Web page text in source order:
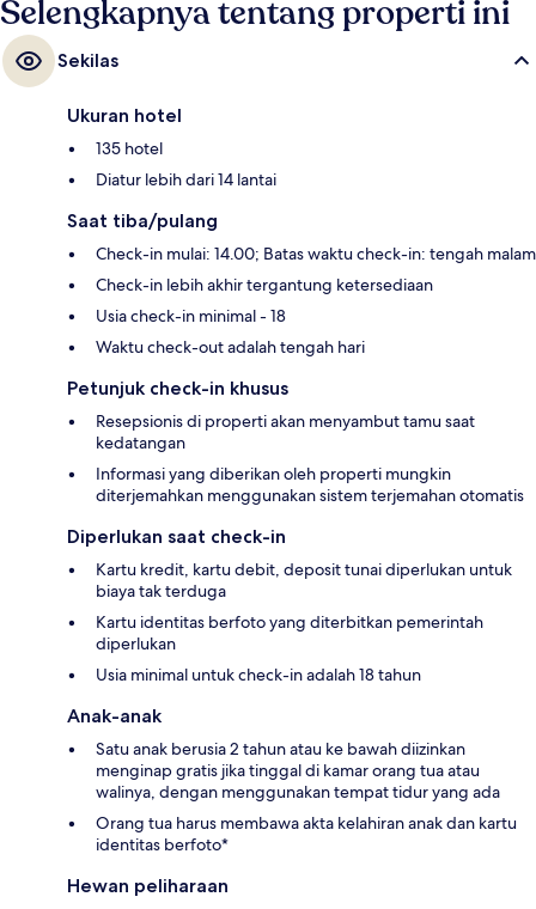
Selengkapnya tentang properti ini
Sekilas
Ukuran hotel
135 hotel
Diatur lebih dari 14 lantai
Saat tiba/pulang
Check-in mulai: 14.00; Batas waktu check-in: tengah malam
Check-in lebih akhir tergantung ketersediaan
Usia check-in minimal - 18
Waktu check-out adalah tengah hari
Petunjuk check-in khusus
Resepsionis di properti akan menyambut tamu saat
kedatangan
Informasi yang diberikan oleh properti mungkin
diterjemahkan menggunakan sistem terjemahan otomatis
Diperlukan saat check-in
Kartu kredit, kartu debit, deposit tunai diperlukan untuk
biaya tak terduga
Kartu identitas berfoto yang diterbitkan pemerintah
diperlukan
Usia minimal untuk check-in adalah 18 tahun
Anak-anak
Satu anak berusia 2 tahun atau ke bawah diizinkan
menginap gratis jika tinggal di kamar orang tua atau
walinya, dengan menggunakan tempat tidur yang ada
Orang tua harus membawa akta kelahiran anak dan kartu
identitas berfoto*
Hewan peliharaan